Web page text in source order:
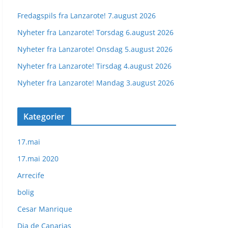
Fredagspils fra Lanzarote! 7.august 2026
Nyheter fra Lanzarote! Torsdag 6.august 2026
Nyheter fra Lanzarote! Onsdag 5.august 2026
Nyheter fra Lanzarote! Tirsdag 4.august 2026
Nyheter fra Lanzarote! Mandag 3.august 2026
Kategorier
17.mai
17.mai 2020
Arrecife
bolig
Cesar Manrique
Dia de Canarias